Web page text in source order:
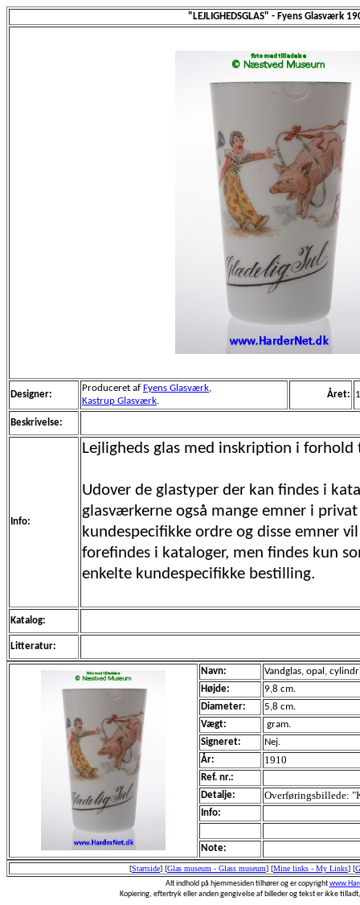
"LEJLIGHEDSGLAS" - Fyens Glasværk
Designer:
Produceret af Fyens Glasværk,
Kastrup Glasværk.
Året:
Beskrivelse:
Info:
Lejligheds glas med inskription i forhold
Udover de glastyper der kan findes i
glasværkerne også mange emner i
kundespecifikke ordre og disse emner
forefindes i kataloger, men findes kun
enkelte kundespecifikke bestilling.
Katalog:
Litteratur:
Navn:
Vandglas, opal,
Højde:
9,8 cm.
Diameter:
5,8 cm.
Vægt:
gram.
Signeret:
Nej.
År:
1910
Ref. nr.:
Detalje:
Overføringsbillede:
Info:
Note:
[Startside] [Glas museum - Glass museum] [Mine links - My Links] [
Alt indhold på hjemmesiden tilhører og er copyright
Kopiering, eftertryk eller anden gengivelse af billeder og tekst er ikke